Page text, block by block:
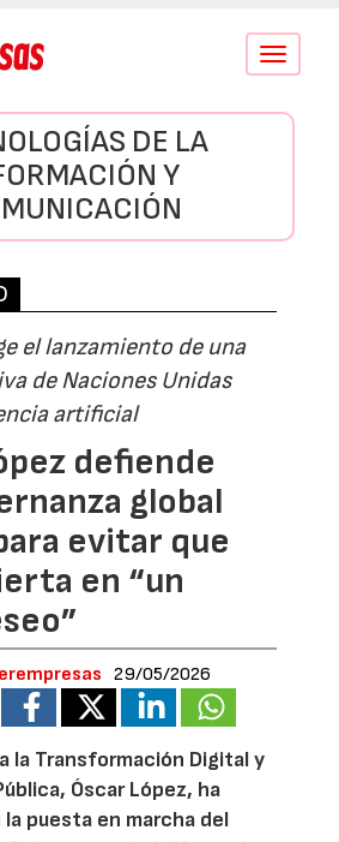
Conmutar
DE LA
Y
el lanzamiento de una
de Naciones Unidas
artificial
defiende
global
evitar que
en “un
29/05/2026
la Transformación Digital y
Óscar López, ha
puesta en marcha del